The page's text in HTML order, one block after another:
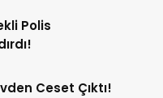
Polis
Ceset Çıktı!